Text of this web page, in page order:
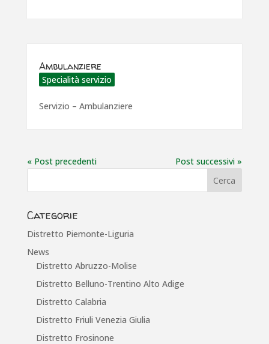
Ambulanziere
Specialità servizio
Servizio – Ambulanziere
« Post precedenti Post successivi »
Categorie
Distretto Piemonte-Liguria
News
Distretto Abruzzo-Molise
Distretto Belluno-Trentino Alto Adige
Distretto Calabria
Distretto Friuli Venezia Giulia
Distretto Frosinone